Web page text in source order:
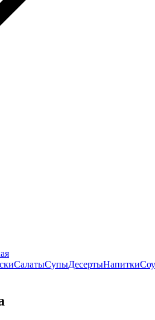
СалатыСупыДесертыНапитки